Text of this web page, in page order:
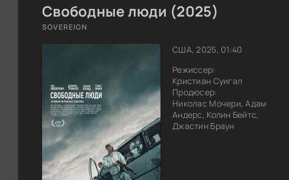
Свободные люди (2025)
SOVEREIGN
США, 2025, 01:40
Режиссер:
Кристиан Суигал
Продюсер:
Николас Мочери, Адам
Андерс, Колин Бейтс,
Джастин Браун